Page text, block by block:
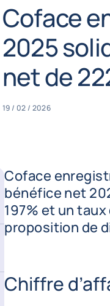
Coface
2025
net de
19 / 02 / 2026
Coface
bénéfice net
197% et un
proposition de
Chiffre